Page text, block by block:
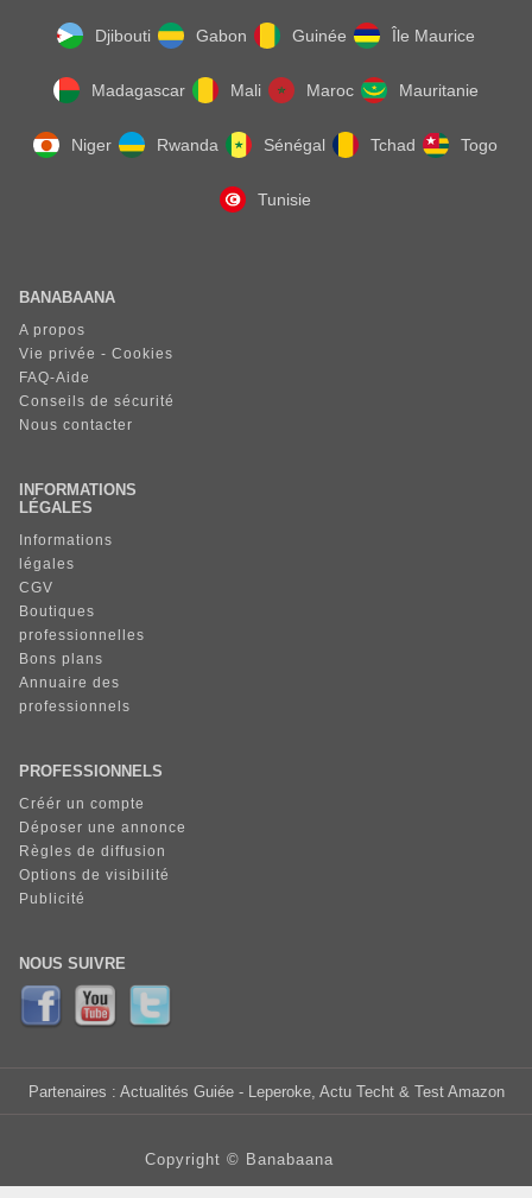
Djibouti Gabon Guinée Île Maurice
Madagascar Mali Maroc Mauritanie
Niger Rwanda Sénégal Tchad Togo
Tunisie
BANABAANA
A propos
Vie privée - Cookies
FAQ-Aide
Conseils de sécurité
Nous contacter
INFORMATIONS
LÉGALES
Informations
légales
CGV
Boutiques
professionnelles
Bons plans
Annuaire des
professionnels
PROFESSIONNELS
Créér un compte
Déposer une annonce
Règles de diffusion
Options de visibilité
Publicité
NOUS SUIVRE
Partenaires : Actualités Guiée- Leperoke, Actu Techt & Test Amazon
Copyright © Banabaana